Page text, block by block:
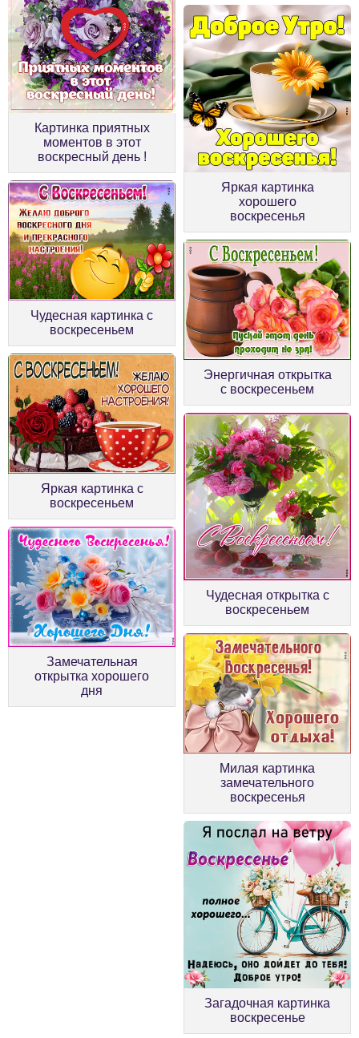
Яркая картинка
хорошего
воскресенья
Картинка приятных
моментов в этот
воскресный день !
Энергичная открытка
с воскресеньем
Чудесная картинка с
воскресеньем
Чудесная открытка с
воскресеньем
Яркая картинка с
воскресеньем
Милая картинка
замечательного
воскресенья
Замечательная
открытка хорошего
дня
Загадочная картинка
воскресенье